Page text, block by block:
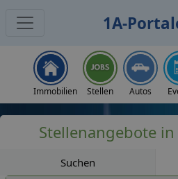
1A-
Immobilien Stellen Autos
Stellenangebote
Suchen